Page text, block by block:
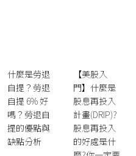
什麼是勞退
自提？勞退
自提 6% 好
嗎？勞退自
提的優點與
缺點分析
【美股入
門】什麼是
股息再投入
計畫(DRIP)?
股息再投入
的好處是什